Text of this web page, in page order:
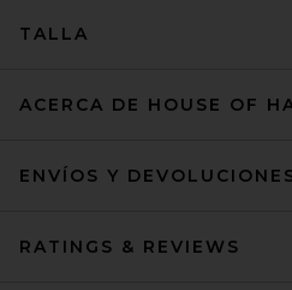
TALLA
ACERCA DE HOUSE OF
ENVÍOS Y
RATINGS & REVIEWS